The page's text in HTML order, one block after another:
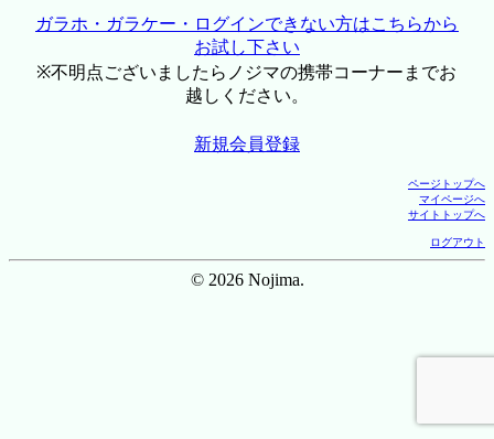
ガラホ・ガラケー・ログインできない方はこちらから
お試し下さい
※不明点ございましたらノジマの携帯コーナーまでお
越しください。
新規会員登録
ページトップへ
マイページへ
サイトトップへ
ログアウト
© 2026 Nojima.